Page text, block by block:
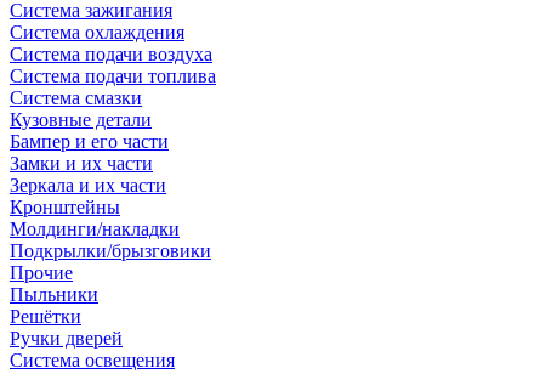
Система зажигания
Система охлаждения
Система подачи воздуха
Система подачи топлива
Система смазки
Кузовные детали
Бампер и его части
Замки и их части
Зеркала и их части
Кронштейны
Молдинги/накладки
Подкрылки/брызговики
Прочие
Пыльники
Решётки
Ручки дверей
Система освещения